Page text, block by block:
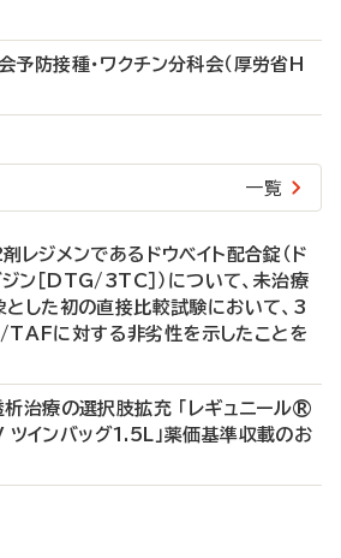
防接種・ワクチン分科会（厚労省H
一覧
レジメンであるドウベイト配合錠（ド
ン［DTG/3TC］）について、未治療
した初の直接比較試験において、3
に対する非劣性を示したことを
治療の選択肢拡充 「レギュニール®
インバッグ1.5L」薬価基準収載のお